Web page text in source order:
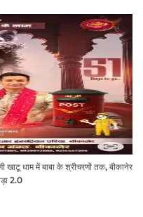
खाटू धाम में बाबा के श्रीचरणों तक, बीकानेर
2.0